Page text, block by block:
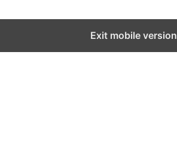
Exit mobile version